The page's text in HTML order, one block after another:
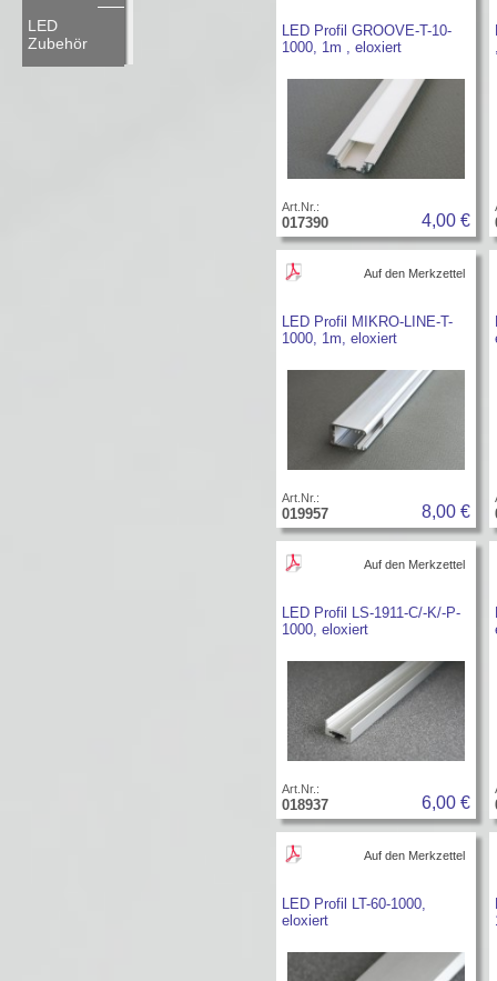
LED
Zubehör
LED Profil GROOVE-T-10-
1000, 1m , eloxiert
Art.Nr.:
017390 4,00 €
Auf den Merkzettel
LED Profil MIKRO-LINE-T-
1000, 1m, eloxiert
Art.Nr.:
019957 8,00 €
Auf den Merkzettel
LED Profil LS-1911-C/-K/-P-
1000, eloxiert
Art.Nr.:
018937 6,00 €
Auf den Merkzettel
LED Profil LT-60-1000,
eloxiert